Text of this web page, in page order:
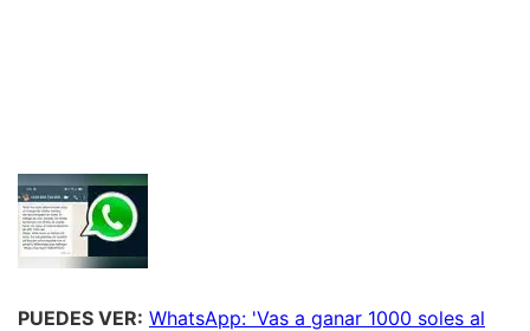
PUEDES VER: WhatsApp: 'Vas a ganar 1000 soles al